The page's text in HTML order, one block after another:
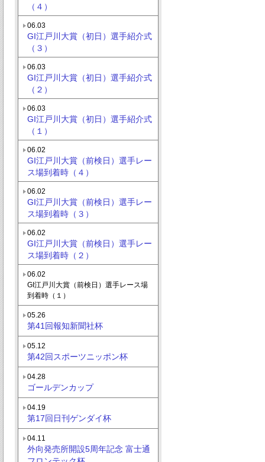
（４）
06.03
GI江戸川大賞（初日）選手紹介式
（３）
06.03
GI江戸川大賞（初日）選手紹介式
（２）
06.03
GI江戸川大賞（初日）選手紹介式
（１）
06.02
GI江戸川大賞（前検日）選手レー
ス場到着時（４）
06.02
GI江戸川大賞（前検日）選手レー
ス場到着時（３）
06.02
GI江戸川大賞（前検日）選手レー
ス場到着時（２）
06.02
GI江戸川大賞（前検日）選手レース場
到着時（１）
05.26
第41回報知新聞社杯
05.12
第42回スポーツニッポン杯
04.28
ゴールデンカップ
04.19
第17回日刊ゲンダイ杯
04.11
外向発売所開設5周年記念 富士通
フロンテック杯